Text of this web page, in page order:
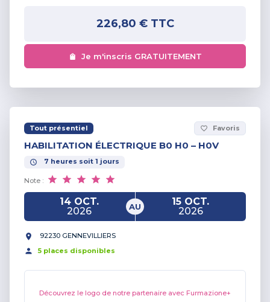
226,80 €TTC
Je m'inscris GRATUITEMENT
Tout présentiel favorite_border Favoris
HABILITATION ÉLECTRIQUE B0 H0 – H0V
7 heures soit 1 jours
Note :
14 OCT.
2026
AU
15 OCT.
2026
92230 GENNEVILLIERS
5 places disponibles
Découvrez le logo de notre partenaire avec Furmazione+